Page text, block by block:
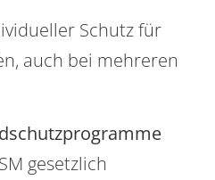
Schutz für
auch bei mehreren
gesetzlich